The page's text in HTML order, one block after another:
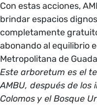
Con estas acciones,
brindar espacios
completamente
abonando al equilibrio
Metropolitana de
Este arboretum es el
AMBU, después de los
Colomos y el Bosque